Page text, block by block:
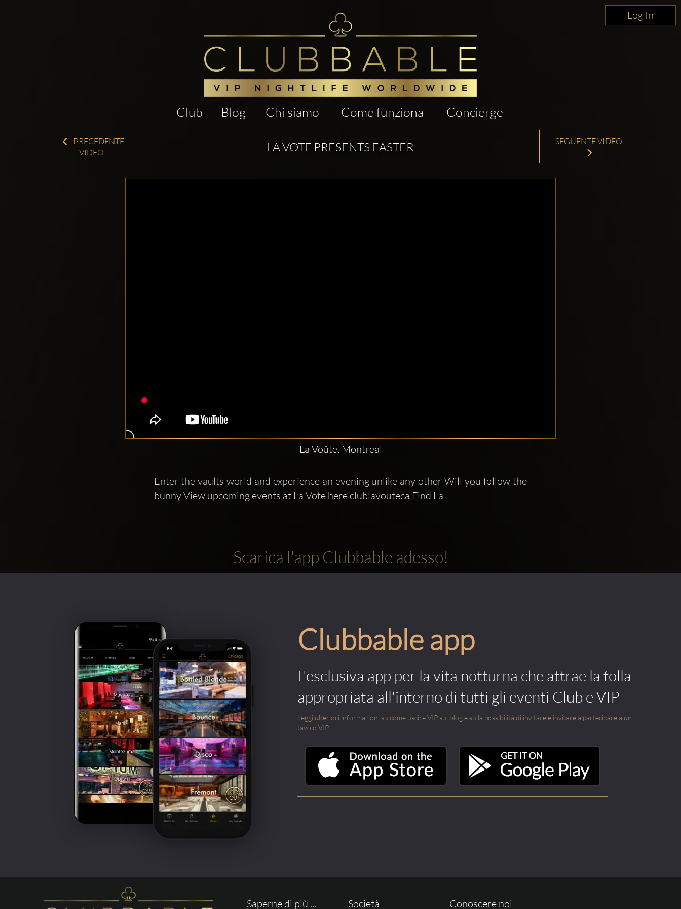
Log In
Club Blog Chi siamo Come funziona Concierge
PRECEDENTE
VIDEO
LA VOTE PRESENTS EASTER SEGUENTE VIDEO
La Voûte, Montreal
Enter the vaults world and experience an evening unlike any other Will you follow the
bunny View upcoming events at La Vote here clublavouteca Find La
Scarica l'app Clubbable adesso!
Clubbable app
L'esclusiva app per la vita notturna che attrae la folla
appropriata all'interno di tutti gli eventi Club e VIP
Leggi ulteriori informazioni su come uscire VIP sul blog e sulla possibilità di invitare e invitare a partecipare a un
tavolo VIP.
Saperne di più ... Società Conoscere noi